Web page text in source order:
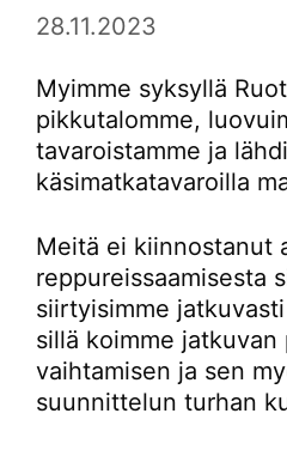
28.11.2023
Myimme syksyllä
pikkutalomme,
tavaroistamme ja
käsimatkatavaroilla
Meitä ei kiinnostanut
reppureissaamisesta
siirtyisimme
sillä koimme jatkuvan
vaihtamisen ja sen
suunnittelun turhan